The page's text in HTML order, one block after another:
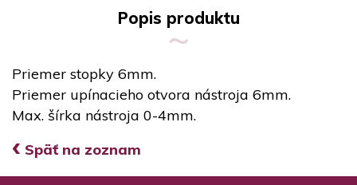
Popis produktu
Priemer stopky 6mm.
Priemer upínacieho otvora nástroja 6mm.
Max. šírka nástroja 0-4mm.
‹ Späť na zoznam